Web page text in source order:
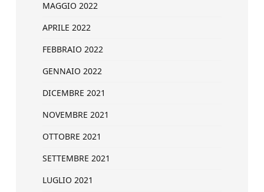
MAGGIO 2022
APRILE 2022
FEBBRAIO 2022
GENNAIO 2022
DICEMBRE 2021
NOVEMBRE 2021
OTTOBRE 2021
SETTEMBRE 2021
LUGLIO 2021